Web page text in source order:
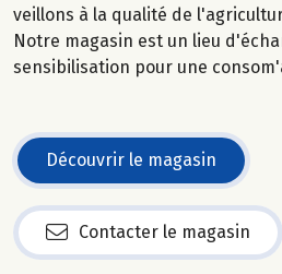
veillons à la qualité de
Notre magasin est un lieu
sensibilisation pour une
Découvrir le magasin
Contacter le magasin